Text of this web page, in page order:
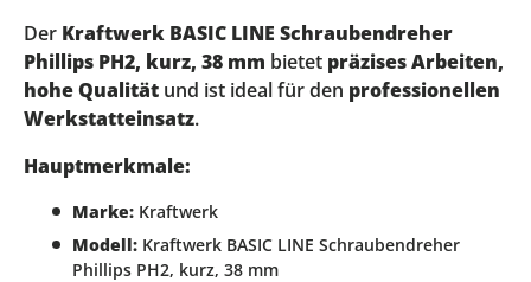
Der Kraftwerk BASIC LINE Schraubendreher
Phillips PH2, kurz, 38 mm bietet präzises Arbeiten,
hohe Qualität und ist ideal für den professionellen
Werkstatteinsatz.
Hauptmerkmale:
Marke: Kraftwerk
Modell: Kraftwerk BASIC LINE Schraubendreher
Phillips PH2, kurz, 38 mm